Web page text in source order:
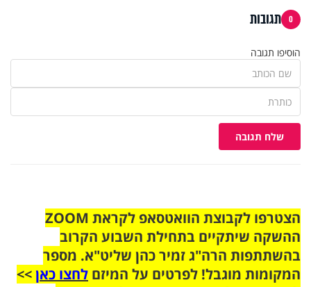
0 תגובות
הוסיפו תגובה
שלח תגובה
הצטרפו לקבוצת הוואטסאפ לקראת ZOOM
ההשקה שיתקיים בתחילת השבוע הקרוב
בהשתתפות הרה"ג זמיר כהן שליט"א. מספר
המקומות מוגבל! לפרטים על המיזם לחצו כאן>>